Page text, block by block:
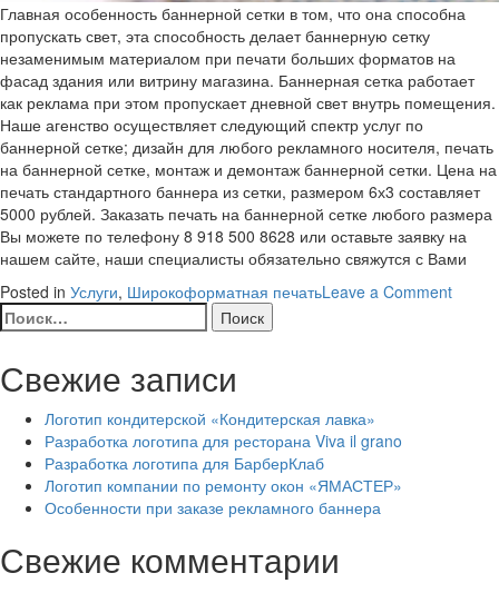
Главная особенность баннерной сетки в том, что она способна
пропускать свет, эта способность делает баннерную сетку
незаменимым материалом при печати больших форматов на
фасад здания или витрину магазина. Баннерная сетка работает
как реклама при этом пропускает дневной свет внутрь помещения.
Наше агенство осуществляет следующий спектр услуг по
баннерной сетке; дизайн для любого рекламного носителя, печать
на баннерной сетке, монтаж и демонтаж баннерной сетки. Цена на
печать стандартного баннера из сетки, размером 6х3 составляет
5000 рублей. Заказать печать на баннерной сетке любого размера
Вы можете по телефону 8 918 500 8628 или оставьте заявку на
нашем сайте, наши специалисты обязательно свяжутся с Вами
Posted in Услуги, Широкоформатная печатьLeave a Commenton
Найти:
Свежие записи
Логотип кондитерской «Кондитерская лавка»
Разработка логотипа для ресторана Viva il grano
Разработка логотипа для БарберКлаб
Логотип компании по ремонту окон «ЯМАСТЕР»
Особенности при заказе рекламного баннера
Свежие комментарии